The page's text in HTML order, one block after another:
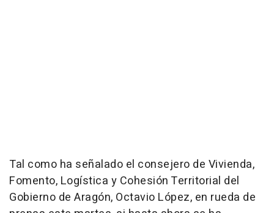
Tal como ha señalado el consejero de Vivienda,
Fomento, Logística y Cohesión Territorial del
Gobierno de Aragón, Octavio López, en rueda de